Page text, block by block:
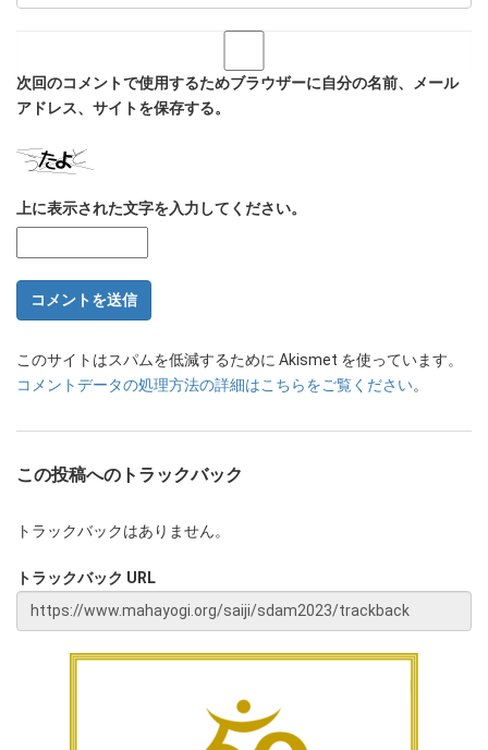
次回のコメントで使用するためブラウザーに自分の名前、メール
アドレス、サイトを保存する。
上に表示された文字を入力してください。
このサイトはスパムを低減するために Akismet を使っています。
コメントデータの処理方法の詳細はこちらをご覧ください。
この投稿へのトラックバック
トラックバックはありません。
トラックバック URL